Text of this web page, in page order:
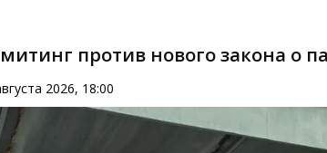
против нового закона о
2026, 18:00